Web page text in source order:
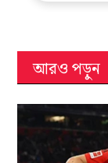
আরও পড়ুন